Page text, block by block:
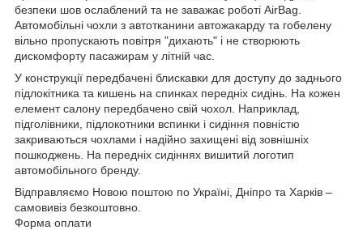
безпеки шов ослаблений та не заважає роботі AirBag.
Автомобільні чохли з автотканини автожакарду та гобелену
вільно пропускають повітря "дихають" і не створюють
дискомфорту пасажирам у літній час.
У конструкції передбачені блискавки для доступу до заднього
підлокітника та кишень на спинках передніх сидінь. На кожен
елемент салону передбачено свій чохол. Наприклад,
підголівники, підлокотники вспинки і сидіння повністю
закриваються чохлами і надійно захищені від зовнішніх
пошкоджень. На передніх сидіннях вишитий логотип
автомобільного бренду.
Відправляємо Новою поштою по Україні, Дніпро та Харків –
самовивіз безкоштовно.
Форма оплати